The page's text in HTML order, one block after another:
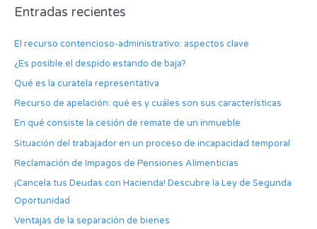
c
p
o
r
:
Entradas recientes
El recurso contencioso-administrativo: aspectos clave
¿Es posible el despido estando de baja?
Qué es la curatela representativa
Recurso de apelación: qué es y cuáles son sus características
En qué consiste la cesión de remate de un inmueble
Situación del trabajador en un proceso de incapacidad temporal
Reclamación de Impagos de Pensiones Alimenticias
¡Cancela tus Deudas con Hacienda! Descubre la Ley de Segunda
Oportunidad
Ventajas de la separación de bienes